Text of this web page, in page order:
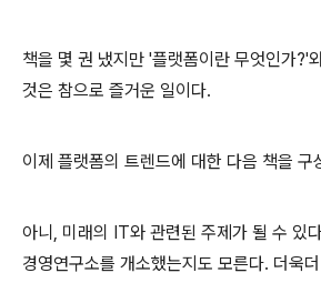
책을 몇 권 냈지만 '플랫폼이란 무엇인가?'
것은 참으로 즐거운 일이다.
이제 플랫폼의 트렌드에 대한 다음 책을 구
아니, 미래의 IT와 관련된 주제가 될 수 있
경영연구소를 개소했는지도 모른다. 더욱